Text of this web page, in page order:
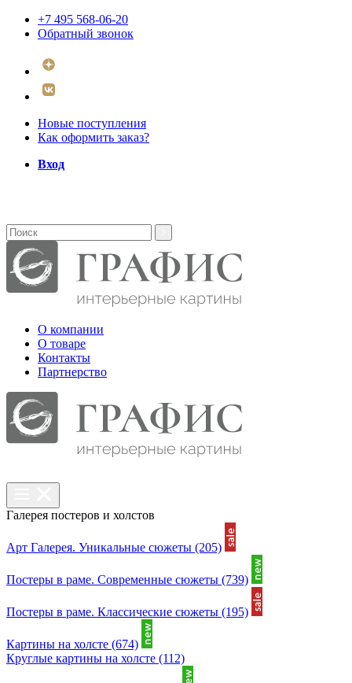
+7 495 568-06-20
Обратный звонок
Новые поступления
Как оформить заказ?
Вход
О компании
О товаре
Контакты
Партнерcтво
Галерея постеров и холстов
Арт Галерея. Уникальные сюжеты (205)
Постеры в раме. Современные сюжеты (739)
Постеры в раме. Классические сюжеты (195)
Картины на холсте (674)
Круглые картины на холсте (112)